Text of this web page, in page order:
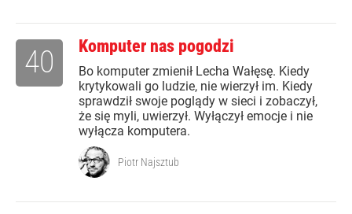
Komputer nas pogodzi
Bo komputer zmienił Lecha Wałęsę. Kiedy
krytykowali go ludzie, nie wierzył im. Kiedy
sprawdził swoje poglądy w sieci i zobaczył,
że się myli, uwierzył. Wyłączył emocje i nie
wyłącza komputera.
40
Piotr Najsztub